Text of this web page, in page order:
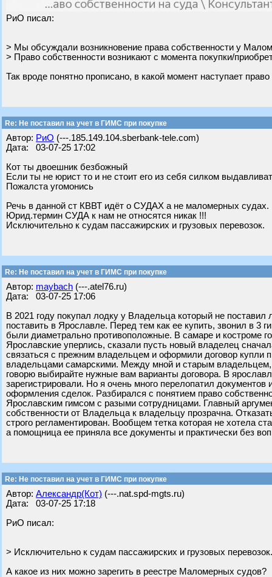
РиО писал:
> Мы обсуждали возникновение права собственности у
> Право собственности возникают с момента покупки/
Так вроде понятно прописано, в какой момент наступает
Re: Не поставил на учет в ГИМС при покупке
Автор: РиО (---.185.149.104.sberbank-tele.com)
Дата: 03-07-25 17:02
Кот ты двоешник безбожный
Если ты не юрист то и не стоит его из себя силком
Пожалста угомонись
Речь в данной ст КВВТ идёт о СУДАХ а не маломерных судах.
Юрид.термин СУДА к нам не относятся никак !!!
Исключительно к судам пассажирских и грузовых перевозок.
Re: Не поставил на учет в ГИМС при покупке
Автор: maybach (---.atel76.ru)
Дата: 03-07-25 17:06
В 2021 году покупал лодку у Владельца который не
поставить в Ярославле. Перед тем как ее купить, звонил в 3
были диаметрально противоположные. В самаре и костроме
Ярославские уперлись, сказали пусть новый владелец
связаться с прежним владельцем и оформили договор
владельцами самарскими. Между мной и старым
говорю выбирайте нужные вам варианты договора. В
зарегистрировали. Но я очень много перелопатил
оформления сделок. Разбирался с понятием право
Ярославским гимсом с разыми сотрудницами. Главный
собственности от Владельца к владельцу прозрачна.
строго регламентирован. Вообщем тетка которая не хотела
а помощница ее приняла все документы и практически без
Re: Не поставил на учет в ГИМС при покупке
Автор: Александр(Кот) (---.nat.spd-mgts.ru)
Дата: 03-07-25 17:18
РиО писал:
> Исключительно к судам пассажирских и грузовых перевозок.
А какое из них можно зарегить в реестре Маломерных судов?